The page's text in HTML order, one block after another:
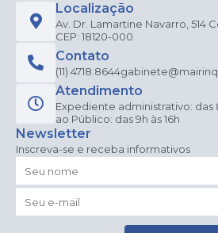
Localização
Av. Dr. Lamartine Navarro, 514
CEP: 18120-000
Contato
(11) 4718.8644
Atendimento
Expediente administrativo: das
ao Público: das 9h às 16h
Newsletter
Inscreva-se e receba informativos